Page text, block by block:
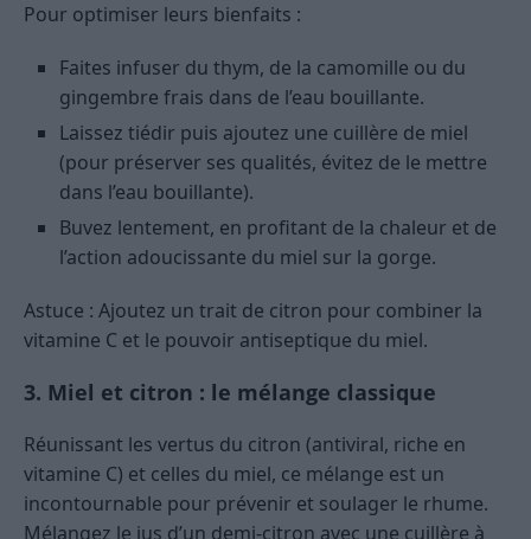
Pour optimiser leurs bienfaits :
Faites infuser du thym, de la camomille ou du
gingembre frais dans de l’eau bouillante.
Laissez tiédir puis ajoutez une cuillère de miel
(pour préserver ses qualités, évitez de le mettre
dans l’eau bouillante).
Buvez lentement, en profitant de la chaleur et de
l’action adoucissante du miel sur la gorge.
Astuce : Ajoutez un trait de citron pour combiner la
vitamine C et le pouvoir antiseptique du miel.
3. Miel et citron : le mélange classique
Réunissant les vertus du citron (antiviral, riche en
vitamine C) et celles du miel, ce mélange est un
incontournable pour prévenir et soulager le rhume.
Mélangez le jus d’un demi-citron avec une cuillère à